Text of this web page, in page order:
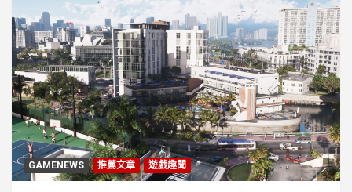
GAMENEWS 推薦文章 遊戲趣聞